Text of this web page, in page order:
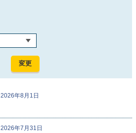
2026年8月1日
2026年7月31日